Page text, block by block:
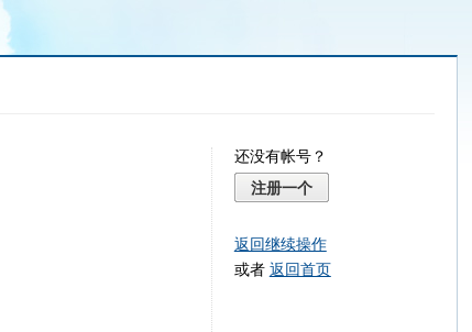
还没有帐号？
注册一个
返回继续操作
或者 返回首页